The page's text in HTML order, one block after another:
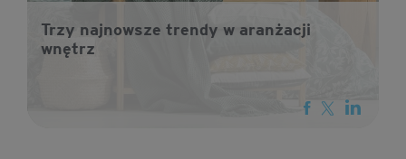
Trzy najnowsze trendy w aranżacji
wnętrz